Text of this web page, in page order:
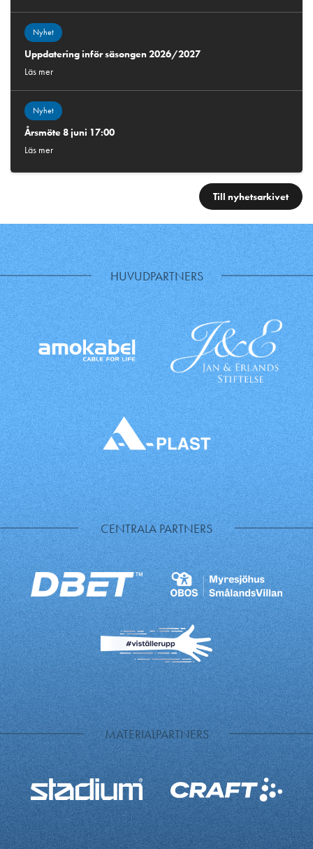
Nyhet
Uppdatering inför säsongen 2026/2027
Läs mer
Nyhet
Årsmöte 8 juni 17:00
Läs mer
Till nyhetsarkivet
HUVUDPARTNERS
CENTRALA PARTNERS
MATERIALPARTNERS